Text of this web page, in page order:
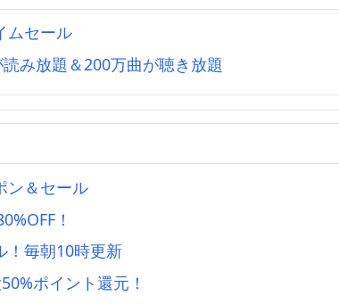
ムセール
み放題＆200万曲が聴き放題
ン＆セール
！
！毎朝10時更新
ポイント還元！